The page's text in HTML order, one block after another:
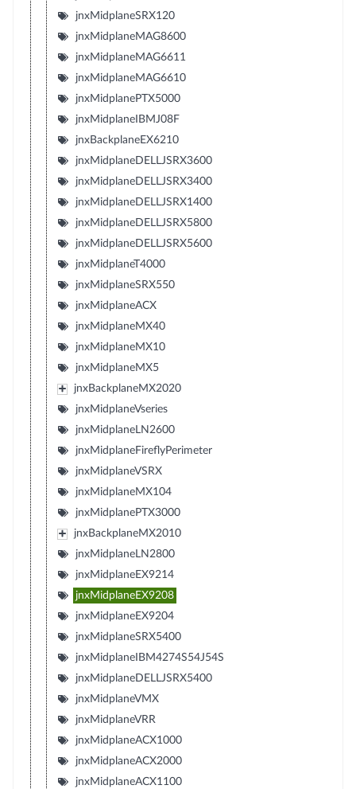
jnxMidplaneSRX120
jnxMidplaneMAG8600
jnxMidplaneMAG6611
jnxMidplaneMAG6610
jnxMidplanePTX5000
jnxMidplaneIBMJ08F
jnxBackplaneEX6210
jnxMidplaneDELLJSRX3600
jnxMidplaneDELLJSRX3400
jnxMidplaneDELLJSRX1400
jnxMidplaneDELLJSRX5800
jnxMidplaneDELLJSRX5600
jnxMidplaneT4000
jnxMidplaneSRX550
jnxMidplaneACX
jnxMidplaneMX40
jnxMidplaneMX10
jnxMidplaneMX5
jnxBackplaneMX2020
jnxMidplaneVseries
jnxMidplaneLN2600
jnxMidplaneFireflyPerimeter
jnxMidplaneVSRX
jnxMidplaneMX104
jnxMidplanePTX3000
jnxBackplaneMX2010
jnxMidplaneLN2800
jnxMidplaneEX9214
jnxMidplaneEX9208
jnxMidplaneEX9204
jnxMidplaneSRX5400
jnxMidplaneIBM4274S54J54S
jnxMidplaneDELLJSRX5400
jnxMidplaneVMX
jnxMidplaneVRR
jnxMidplaneACX1000
jnxMidplaneACX2000
jnxMidplaneACX1100